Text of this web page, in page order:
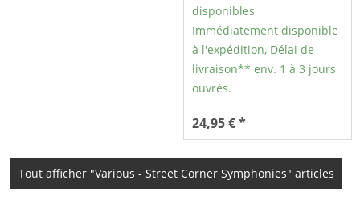
disponibles
Immédiatement disponible
à l'expédition, Délai de
livraison** env. 1 à 3 jours
ouvrés.
24,95 € *
Tout afficher "Various - Street Corner Symphonies" articles